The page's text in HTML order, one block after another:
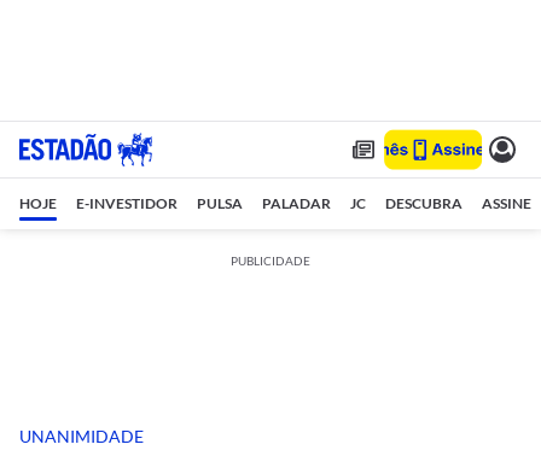
HOJE E-INVESTIDOR PULSA PALADAR JC DESCUBRA ASSINE
PUBLICIDADE
UNANIMIDADE